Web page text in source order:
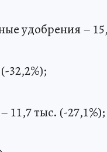
удобрения –
32,2%);
11,7 тыс. (-27,1%);